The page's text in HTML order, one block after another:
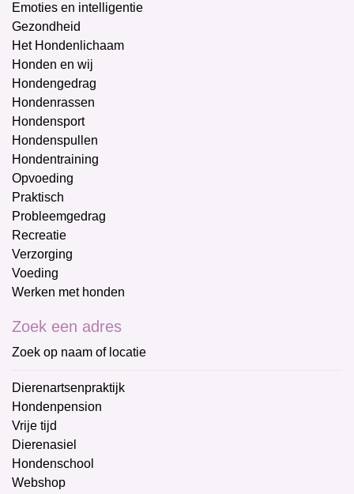
Emoties en intelligentie
Gezondheid
Het Hondenlichaam
Honden en wij
Hondengedrag
Hondenrassen
Hondensport
Hondenspullen
Hondentraining
Opvoeding
Praktisch
Probleemgedrag
Recreatie
Verzorging
Voeding
Werken met honden
Zoek een adres
Zoek op naam of locatie
Dierenartsenpraktijk
Hondenpension
Vrije tijd
Dierenasiel
Hondenschool
Webshop